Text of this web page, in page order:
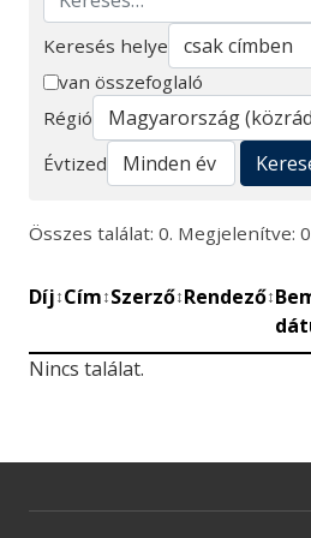
Keresés
Keresés helye
van összefoglaló
Régió
Évtized
Összes találat: 0. Megjelenítve:
Díj↕Cím↕Szerző↕Rendező↕
Nincs találat.